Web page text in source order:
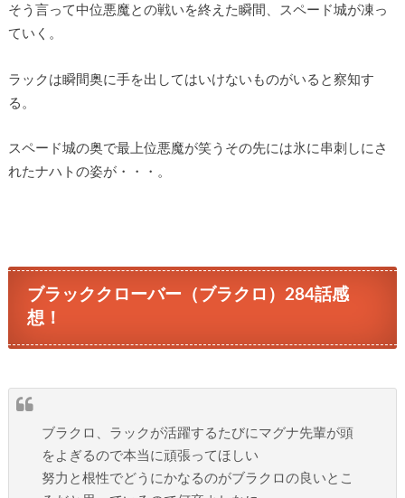
そう言って中位悪魔との戦いを終えた瞬間、スペード城が凍っ
ていく。
ラックは瞬間奥に手を出してはいけないものがいると察知す
る。
スペード城の奥で最上位悪魔が笑うその先には氷に串刺しにさ
れたナハトの姿が・・・。
ブラッククローバー（ブラクロ）284話感
想！
ブラクロ、ラックが活躍するたびにマグナ先輩が頭
をよぎるので本当に頑張ってほしい
努力と根性でどうにかなるのがブラクロの良いとこ